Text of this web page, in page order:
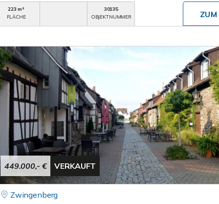
223 m²
FLÄCHE
30135
OBJEKTNUMMER
449.000,- € VERKAUFT
Zwingenberg